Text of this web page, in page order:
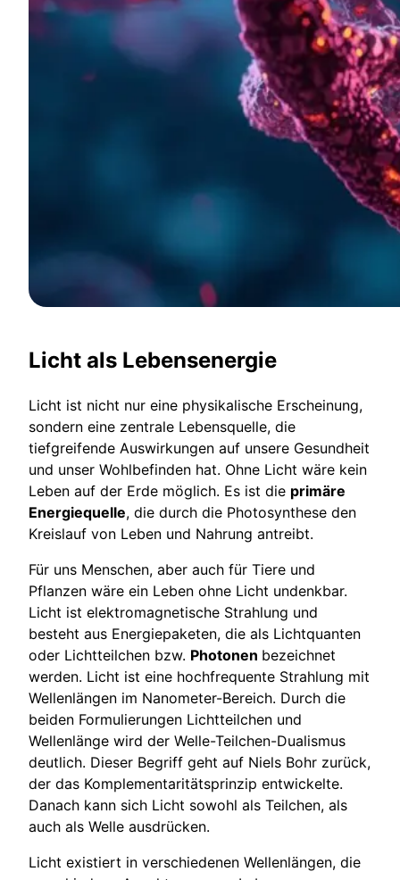
Licht als Lebensenergie
Licht ist nicht nur eine physikalische Erscheinung,
sondern eine zentrale Lebensquelle, die
tiefgreifende Auswirkungen auf unsere Gesundheit
und unser Wohlbefinden hat. Ohne Licht wäre kein
Leben auf der Erde möglich. Es ist die primäre
Energiequelle, die durch die Photosynthese den
Kreislauf von Leben und Nahrung antreibt.
Für uns Menschen, aber auch für Tiere und
Pflanzen wäre ein Leben ohne Licht undenkbar.
Licht ist elektromagnetische Strahlung und
besteht aus Energiepaketen, die als Lichtquanten
oder Lichtteilchen bzw. Photonen bezeichnet
werden. Licht ist eine hochfrequente Strahlung mit
Wellenlängen im Nanometer-Bereich. Durch die
beiden Formulierungen Lichtteilchen und
Wellenlänge wird der Welle-Teilchen-Dualismus
deutlich. Dieser Begriff geht auf Niels Bohr zurück,
der das Komplementaritätsprinzip entwickelte.
Danach kann sich Licht sowohl als Teilchen, als
auch als Welle ausdrücken.
Licht existiert in verschiedenen Wellenlängen, die